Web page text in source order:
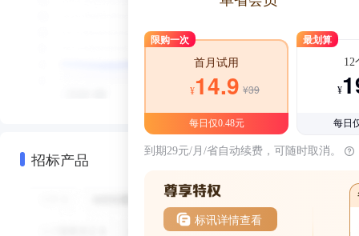
招标产品
限购一次
首月试用
¥14.9 ¥39
每日仅0.48元
最划算
12
¥
每日
到期29元/月/省自动续费，可随时取消。
标讯详情查看